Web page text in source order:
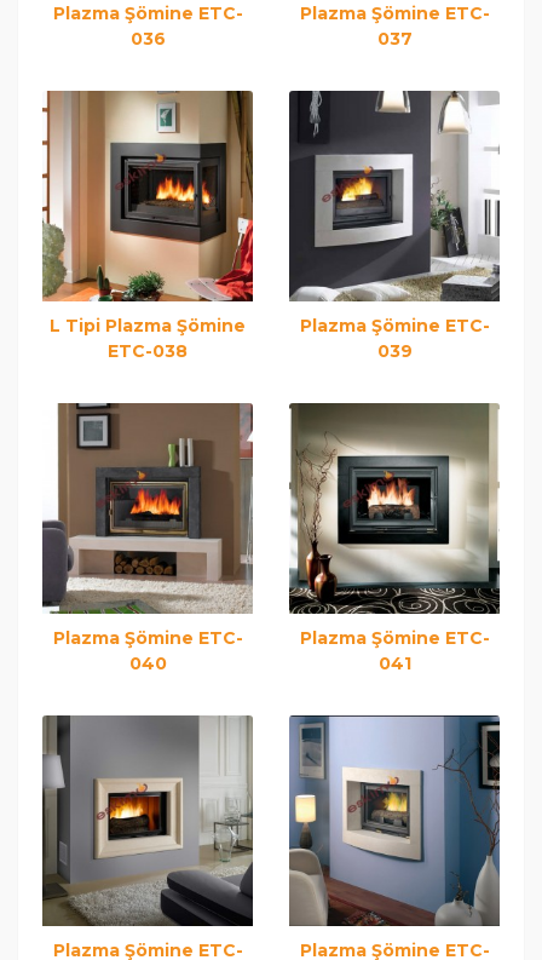
Plazma Şömine ETC-
036
Plazma Şömine ETC-
037
L Tipi Plazma Şömine
ETC-038
Plazma Şömine ETC-
039
Plazma Şömine ETC-
040
Plazma Şömine ETC-
041
Plazma Şömine ETC- Plazma Şömine ETC-